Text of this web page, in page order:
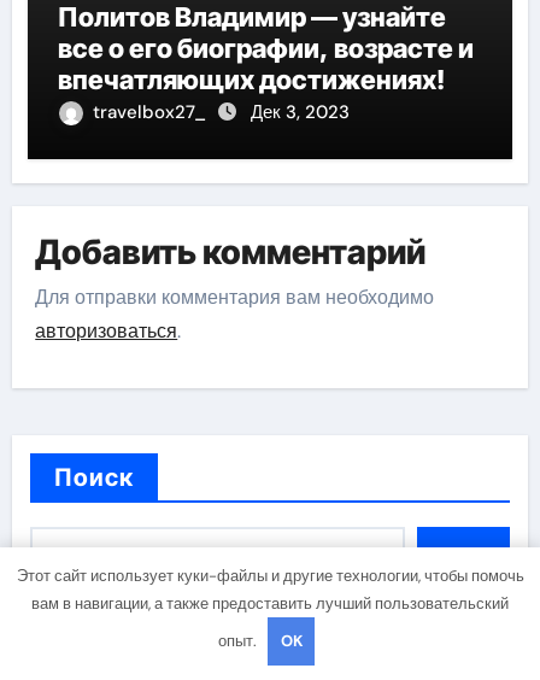
Политов Владимир — узнайте
все о его биографии, возрасте и
впечатляющих достижениях!
travelbox27_ Дек 3, 2023
Добавить комментарий
Для отправки комментария вам необходимо
авторизоваться.
Поиск
Этот сайт использует куки-файлы и другие технологии, чтобы помочь
вам в навигации, а также предоставить лучший пользовательский
опыт.
OK